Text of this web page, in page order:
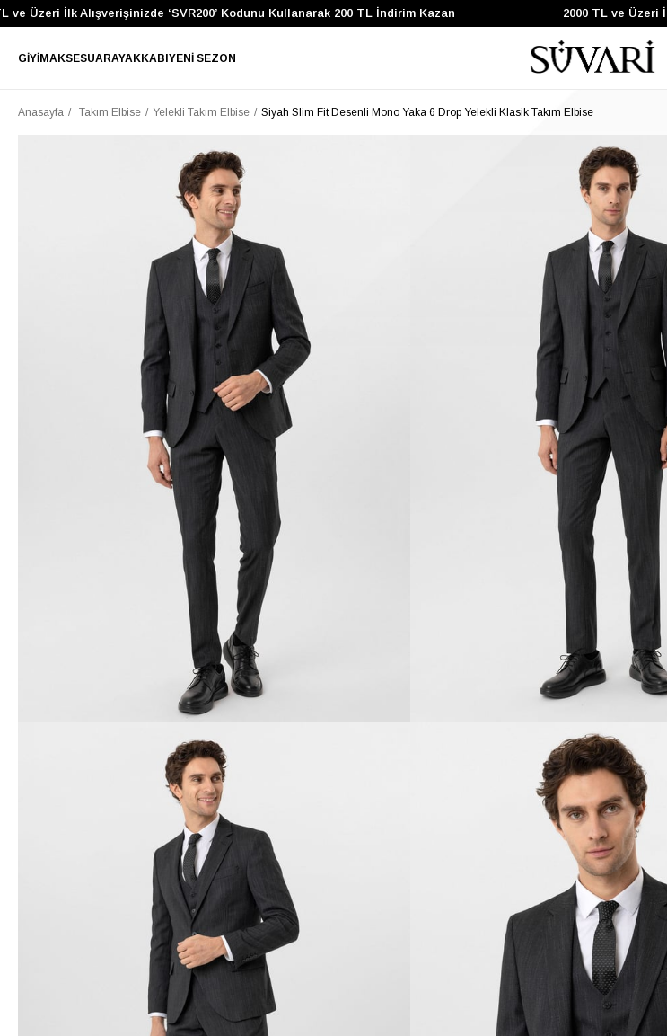
İlk Alışverişinizde ‘SVR200’ Kodunu Kullanarak 200 TL İndirim Kazan 2000 TL ve Üzeri İlk
GIYIMAKSESUARAYAKKABIYENI SEZON
Anasayfa Takım Elbise Yelekli Takım Elbise Siyah Slim Fit Desenli Mono Yaka 6 Drop Yelekli Klasik Takım Elbise